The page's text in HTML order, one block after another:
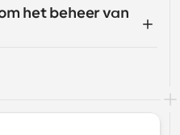
het beheer van